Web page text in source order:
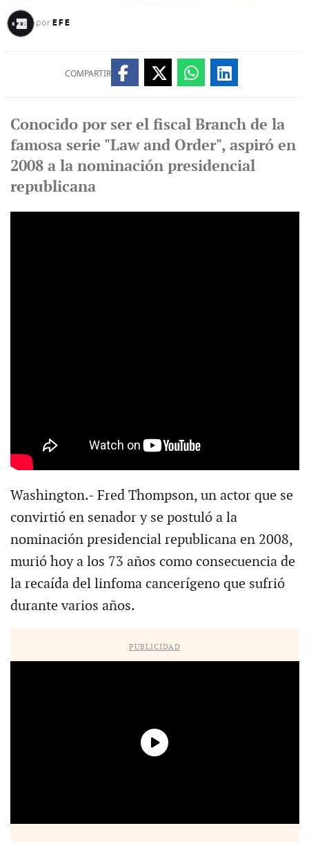
por EFE
COMPARTIR
Conocido por ser el fiscal Branch de la
famosa serie "Law and Order", aspiró en
2008 a la nominación presidencial
republicana
Washington.- Fred Thompson, un actor que se
convirtió en senador y se postuló a la
nominación presidencial republicana en 2008,
murió hoy a los 73 años como consecuencia de
la recaída del linfoma cancerígeno que sufrió
durante varios años.
PUBLICIDAD